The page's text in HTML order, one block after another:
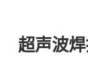
超声波